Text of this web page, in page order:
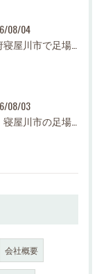
08/04
08/03
会社概要